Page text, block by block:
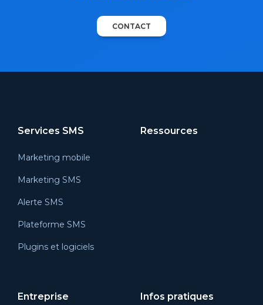
CONTACT
Services SMS
Marketing mobile
Marketing SMS
Alerte SMS
Plateforme SMS
Plugins et logiciels
Ressources
Entreprise Infos pratiques